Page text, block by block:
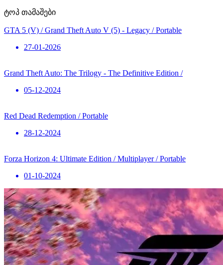
ტოპ თამაშები
GTA 5 (V) / Grand Theft Auto V (5) - Legacy / Portable
27-01-2026
Grand Theft Auto: The Trilogy - The Definitive Edition /
05-12-2024
Red Dead Redemption / Portable
28-12-2024
Forza Horizon 4: Ultimate Edition / Multiplayer / Portable
01-10-2024